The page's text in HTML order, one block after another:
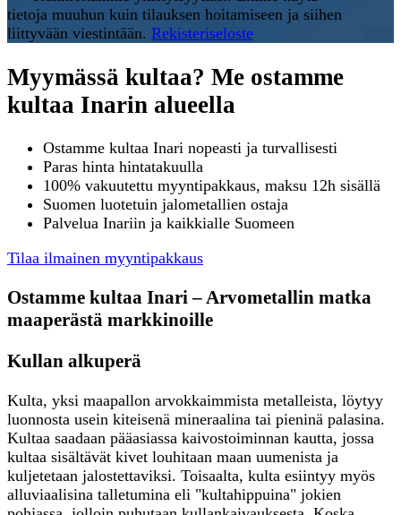
tietoja muuhun kuin tilauksen hoitamiseen ja siihen
liittyvään viestintään. Rekisteriseloste
Myymässä kultaa? Me ostamme
kultaa Inarin alueella
Ostamme kultaa Inari nopeasti ja turvallisesti
Paras hinta hintatakuulla
100% vakuutettu myyntipakkaus, maksu 12h sisällä
Suomen luotetuin jalometallien ostaja
Palvelua Inariin ja kaikkialle Suomeen
Tilaa ilmainen myyntipakkaus
Ostamme kultaa Inari – Arvometallin matka
maaperästä markkinoille
Kullan alkuperä
Kulta, yksi maapallon arvokkaimmista metalleista, löytyy
luonnosta usein kiteisenä mineraalina tai pieninä palasina.
Kultaa saadaan pääasiassa kaivostoiminnan kautta, jossa
kultaa sisältävät kivet louhitaan maan uumenista ja
kuljetetaan jalostettaviksi. Toisaalta, kulta esiintyy myös
alluviaalisina talletumina eli "kultahippuina" jokien